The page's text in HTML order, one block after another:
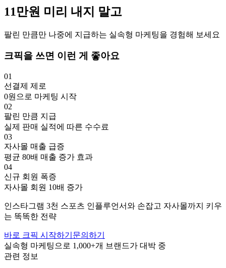
11만원 미리 내지 말고
팔린 만큼만 나중에 지급하는 실속형 마케팅을 경험해 보세요
크픽을 쓰면 이런 게 좋아요
01
선결제 제로
0원으로 마케팅 시작
02
팔린 만큼 지급
실제 판매 실적에 따른 수수료
03
자사몰 매출 급증
평균 80배 매출 증가 효과
04
신규 회원 폭증
자사몰 회원 10배 증가
인스타그램 3천 스포츠 인플루언서와 손잡고 자사몰까지 키우
는 똑똑한 전략
바로 크픽 시작하기 문의하기
실속형 마케팅으로 1,000+개 브랜드가 대박 중
관련 정보